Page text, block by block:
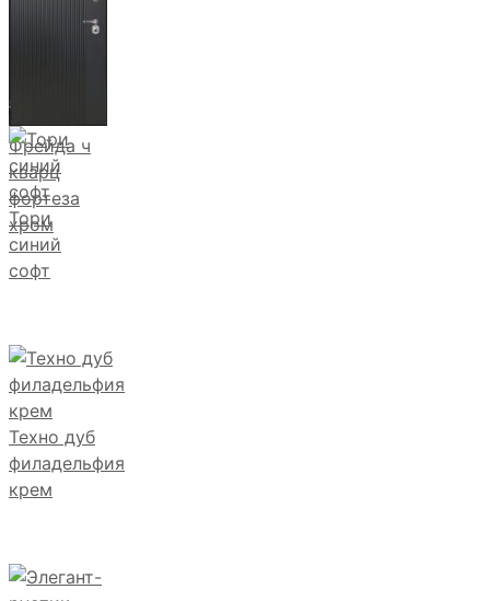
Фрейда ч
кварц
фортеза
хром
Тори
синий
софт
Техно дуб
филадельфия
крем